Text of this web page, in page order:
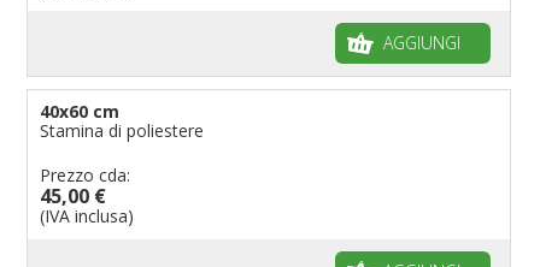
AGGIUNGI
40x60 cm
Stamina di poliestere
Prezzo cda:
45,00 €
(IVA inclusa)